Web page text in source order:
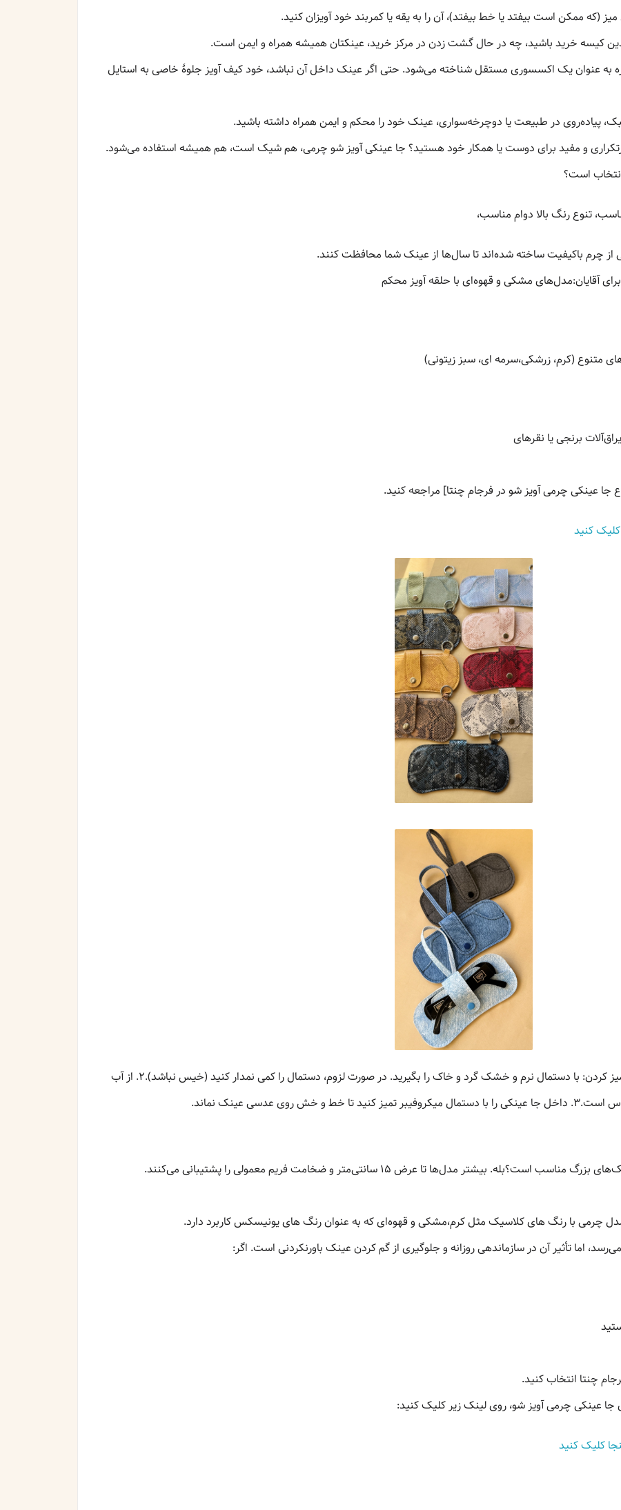
به عنوان یک اکسسوری مستقل شناخته می‌شود. حتی اگر عینک داخل آن نباشد، خود کیف آویز جلوۀ خاصی به استایل
است؟
تنوع رنگ بالا دوام مناسب،
از چرم باکیفیت ساخته شده‌اند تا سال‌ها از عینک شما محافظت کنند.
آقایان:مدل‌های مشکی و قهوه‌ای با حلقه آویز محکم
متنوع (کرم، زرشکی،سرمه ای، سبز زیتونی)
برنجی یا نقرهای
عینکی چرمی آویز شو در فرجام چنتا] مراجعه کنید.
کنید
نحوه نگهداری و تمیز کردن جا عینکی چرمی۱. تمیز کردن: با دستمال نرم و خشک گرد و خاک را بگیرید. در صورت لزوم، دستمال را کمی نمدار کنید (خیس نباشد).۲. از آب
عدسی عینک نماند.
بیشتر مدل‌ها تا عرض ۱۵ سانتی‌متر و ضخامت فریم معمولی را پشتیبانی می‌کنند.
چرمی با رنگ های کلاسیک مثل کرم،مشکی و قهوه‌ای که به عنوان رنگ های یونیسکس کاربرد دارد.
اما تأثیر آن در سازماندهی روزانه و جلوگیری از گم کردن عینک باورنکردنی است. اگر:
چنتا انتخاب کنید.
عینکی چرمی آویز شو، روی لینک زیر کلیک کنید:
کلیک کنید